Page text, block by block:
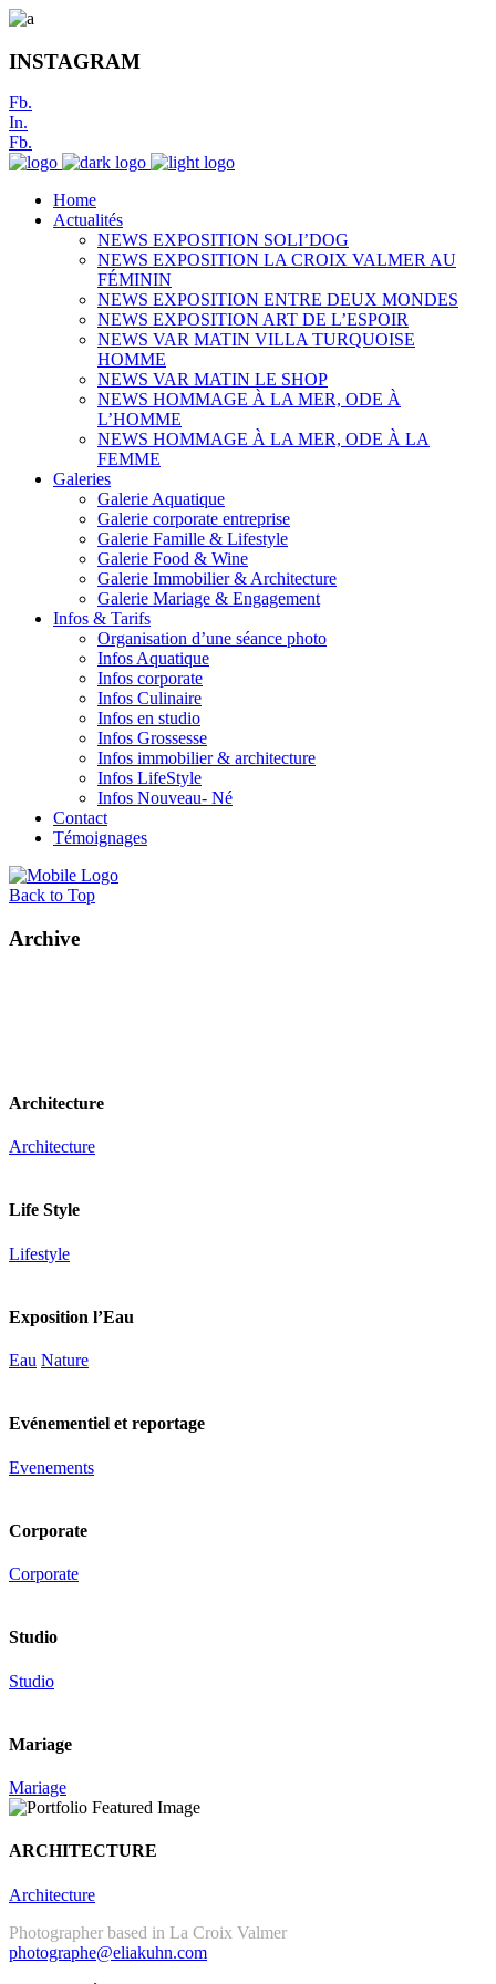
INSTAGRAM
Fb.
In.
Fb.
Home
Actualités
NEWS EXPOSITION SOLI’DOG
NEWS EXPOSITION LA CROIX VALMER AU
FÉMININ
NEWS EXPOSITION ENTRE DEUX MONDES
NEWS EXPOSITION ART DE L’ESPOIR
NEWS VAR MATIN VILLA TURQUOISE
HOMME
NEWS VAR MATIN LE SHOP
NEWS HOMMAGE À LA MER, ODE À
L’HOMME
NEWS HOMMAGE À LA MER, ODE À LA
FEMME
Galeries
Galerie Aquatique
Galerie corporate entreprise
Galerie Famille & Lifestyle
Galerie Food & Wine
Galerie Immobilier & Architecture
Galerie Mariage & Engagement
Infos & Tarifs
Organisation d’une séance photo
Infos Aquatique
Infos corporate
Infos Culinaire
Infos en studio
Infos Grossesse
Infos immobilier & architecture
Infos LifeStyle
Infos Nouveau- Né
Contact
Témoignages
Back to Top
Archive
Architecture
Architecture
Life Style
Lifestyle
Exposition l’Eau
Eau Nature
Evénementiel et reportage
Evenements
Corporate
Corporate
Studio
Studio
Mariage
Mariage
ARCHITECTURE
Architecture
Photographer based in La Croix Valmer
photographe@eliakuhn.com